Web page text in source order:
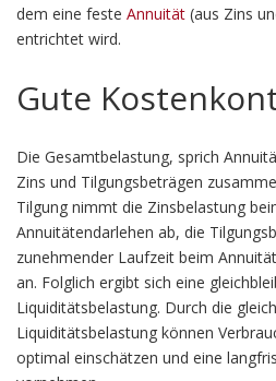
dem eine feste Annuität (aus Zins
entrichtet wird.
Gute
Die Gesamtbelastung, sprich
Zins und Tilgungsbeträgen
Tilgung nimmt die Zinsbelastung
Annuitätendarlehen ab, die
zunehmender Laufzeit beim
an. Folglich ergibt sich eine
Liquiditätsbelastung. Durch die
Liquiditätsbelastung können
optimal einschätzen und eine